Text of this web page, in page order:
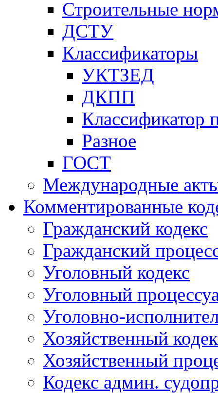
Строительные
ДСТУ
Классификаторы
УКТЗЕД
ДКПП
Классификатор
Разное
ГОСТ
Международные
Комментированные
Гражданский кодекс
Гражданский
Уголовный кодекс
Уголовный
Уголовно-
Хозяйственный
Хозяйственный
Кодекс админ.